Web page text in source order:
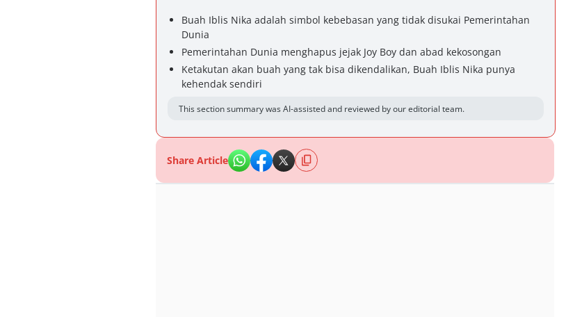
Buah Iblis Nika adalah simbol kebebasan yang tidak disukai Pemerintahan
Dunia
Pemerintahan Dunia menghapus jejak Joy Boy dan abad kekosongan
Ketakutan akan buah yang tak bisa dikendalikan, Buah Iblis Nika punya
kehendak sendiri
This section summary was AI-assisted and reviewed by our editorial team.
Share Article